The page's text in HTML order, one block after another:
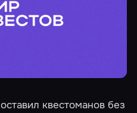
квестоманов без